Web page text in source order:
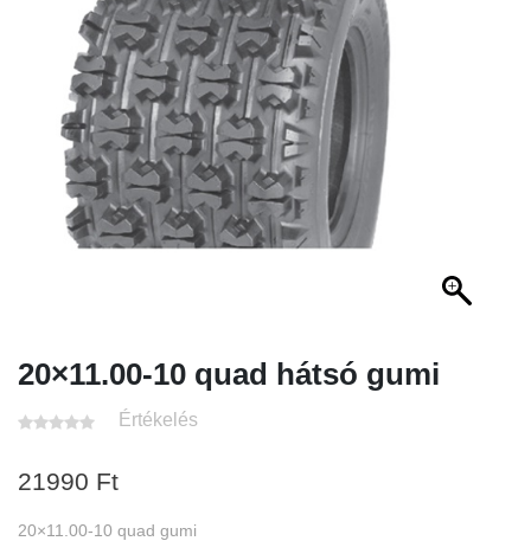
20×11.00-10 quad hátsó gumi
Értékelés
21990 Ft
20×11.00-10 quad gumi